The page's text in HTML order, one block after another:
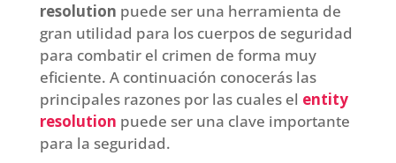
resolution puede ser una herramienta de
gran utilidad para los cuerpos de seguridad
para combatir el crimen de forma muy
eficiente. A continuación conocerás las
principales razones por las cuales el entity
resolution puede ser una clave importante
para la seguridad.